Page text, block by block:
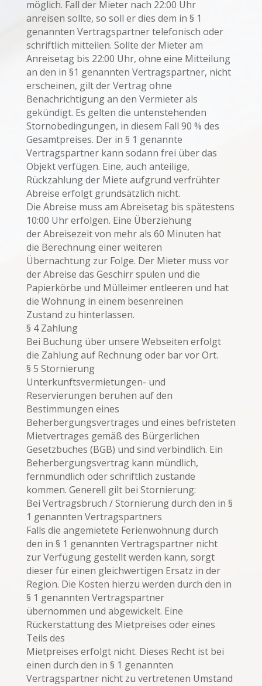
möglich. Fall der Mieter nach 22:00 Uhr
anreisen sollte, so soll er dies dem in § 1
genannten Vertragspartner telefonisch oder
schriftlich mitteilen. Sollte der Mieter am
Anreisetag bis 22:00 Uhr, ohne eine Mitteilung
an den in §1 genannten Vertragspartner, nicht
erscheinen, gilt der Vertrag ohne
Benachrichtigung an den Vermieter als
gekündigt. Es gelten die untenstehenden
Stornobedingungen, in diesem Fall 90 % des
Gesamtpreises. Der in § 1 genannte
Vertragspartner kann sodann frei über das
Objekt verfügen. Eine, auch anteilige,
Rückzahlung der Miete aufgrund verfrühter
Abreise erfolgt grundsätzlich nicht.
Die Abreise muss am Abreisetag bis spätestens
10:00 Uhr erfolgen. Eine Überziehung
der Abreisezeit von mehr als 60 Minuten hat
die Berechnung einer weiteren
Übernachtung zur Folge. Der Mieter muss vor
der Abreise das Geschirr spülen und die
Papierkörbe und Mülleimer entleeren und hat
die Wohnung in einem besenreinen
Zustand zu hinterlassen.
§ 4 Zahlung
Bei Buchung über unsere Webseiten erfolgt
die Zahlung auf Rechnung oder bar vor Ort.
§ 5 Stornierung
Unterkunftsvermietungen- und
Reservierungen beruhen auf den
Bestimmungen eines
Beherbergungsvertrages und eines befristeten
Mietvertrages gemäß des Bürgerlichen
Gesetzbuches (BGB) und sind verbindlich. Ein
Beherbergungsvertrag kann mündlich,
fernmündlich oder schriftlich zustande
kommen. Generell gilt bei Stornierung:
Bei Vertragsbruch / Stornierung durch den in §
1 genannten Vertragspartners
Falls die angemietete Ferienwohnung durch
den in § 1 genannten Vertragspartner nicht
zur Verfügung gestellt werden kann, sorgt
dieser für einen gleichwertigen Ersatz in der
Region. Die Kosten hierzu werden durch den in
§ 1 genannten Vertragspartner
übernommen und abgewickelt. Eine
Rückerstattung des Mietpreises oder eines
Teils des
Mietpreises erfolgt nicht. Dieses Recht ist bei
einen durch den in § 1 genannten
Vertragspartner nicht zu vertretenen Umstand